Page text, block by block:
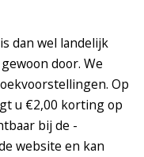
dan wel landelijk
door. We
Op
u €2,00 korting op
bij de -
website en kan